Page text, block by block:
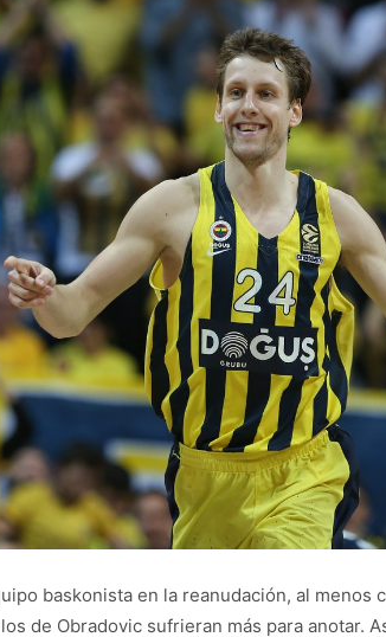
baskonista en la reanudación, al menos
de Obradovic sufrieran más para anotar.